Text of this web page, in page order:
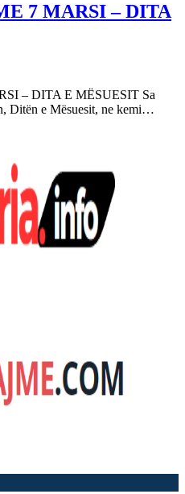
7 MARSI – DITA
– DITA E MËSUESIT Sa
Ditën e Mësuesit, ne kemi…